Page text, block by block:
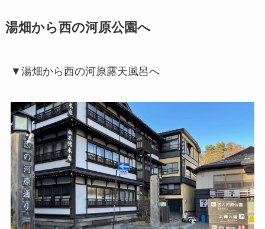
湯畑から西の河原公園へ
▼湯畑から西の河原露天風呂へ